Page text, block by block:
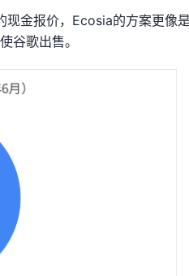
金报价，Ecosia的方案更像
谷歌出售。